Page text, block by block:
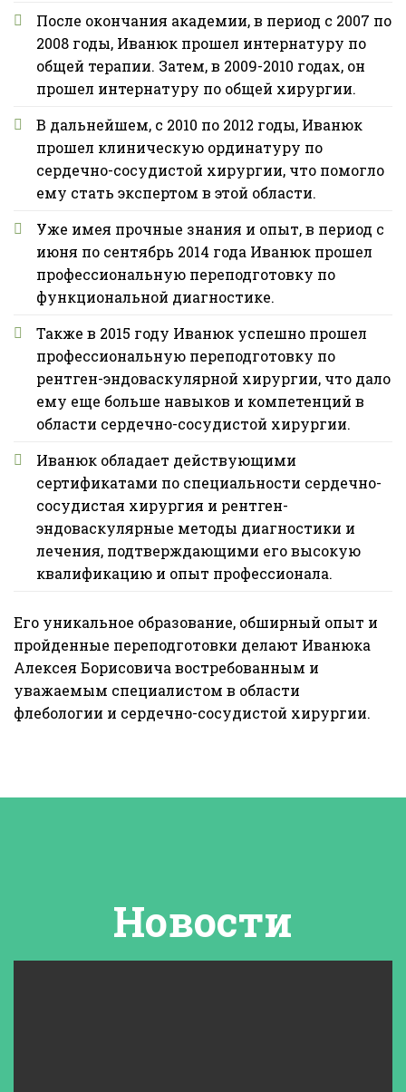
После окончания академии, в период с 2007 по
2008 годы, Иванюк прошел интернатуру по
общей терапии. Затем, в 2009-2010 годах, он
прошел интернатуру по общей хирургии.
В дальнейшем, с 2010 по 2012 годы, Иванюк
прошел клиническую ординатуру по
сердечно-сосудистой хирургии, что помогло
ему стать экспертом в этой области.
Уже имея прочные знания и опыт, в период с
июня по сентябрь 2014 года Иванюк прошел
профессиональную переподготовку по
функциональной диагностике.
Также в 2015 году Иванюк успешно прошел
профессиональную переподготовку по
рентген-эндоваскулярной хирургии, что дало
ему еще больше навыков и компетенций в
области сердечно-сосудистой хирургии.
Иванюк обладает действующими
сертификатами по специальности сердечно-
сосудистая хирургия и рентген-
эндоваскулярные методы диагностики и
лечения, подтверждающими его высокую
квалификацию и опыт профессионала.
Его уникальное образование, обширный опыт и
пройденные переподготовки делают Иванюка
Алексея Борисовича востребованным и
уважаемым специалистом в области
флебологии и сердечно-сосудистой хирургии.
Новости